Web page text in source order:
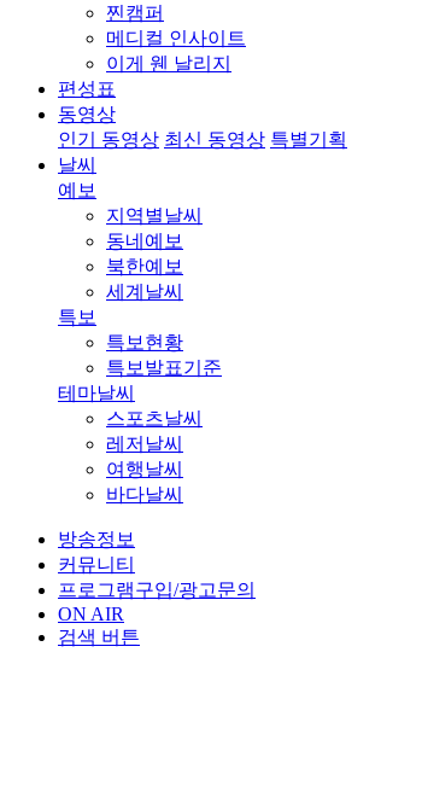
찐캠퍼
메디컬 인사이트
이게 웬 날리지
편성표
동영상
인기 동영상 최신 동영상 특별기획
날씨
예보
지역별날씨
동네예보
북한예보
세계날씨
특보
특보현황
특보발표기준
테마날씨
스포츠날씨
레저날씨
여행날씨
바다날씨
방송정보
커뮤니티
프로그램구입/광고문의
ON AIR
검색 버튼